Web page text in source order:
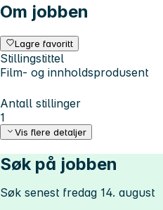
Om jobben
Lagre favoritt
Stillingstittel
Film- og innholdsprodusent
Antall stillinger
1
Vis flere detaljer
Søk på jobben
Søk senest fredag 14. august